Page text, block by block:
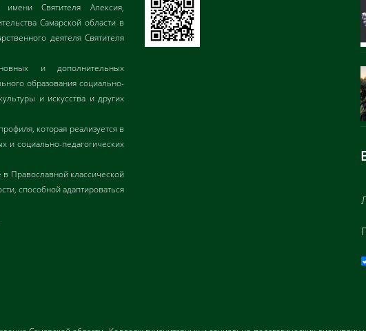
имени Святителя Алексия,
Самарской области в
деятеля Святителя
и дополнительных
образования социально-
и искусства и других
которая реализуется в
и социально-педагогических
Православной классической
способной адаптироваться